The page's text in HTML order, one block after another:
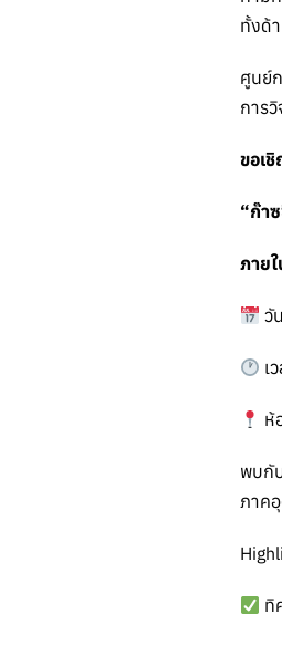
ทั้งด้
ศูนย์
การ
ขอเ
“ก๊า
ภาย
วั
เ
ห้
พบกั
ภาค
ทิ